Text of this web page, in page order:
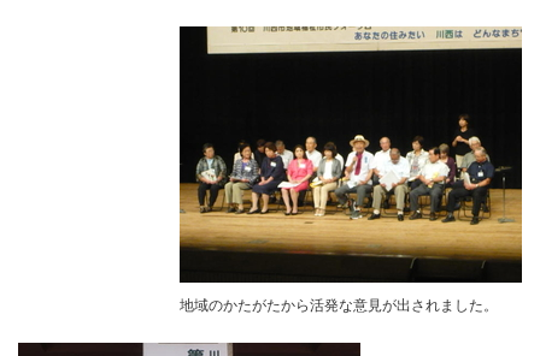
地域のかたがたから活発な意見が出されました。